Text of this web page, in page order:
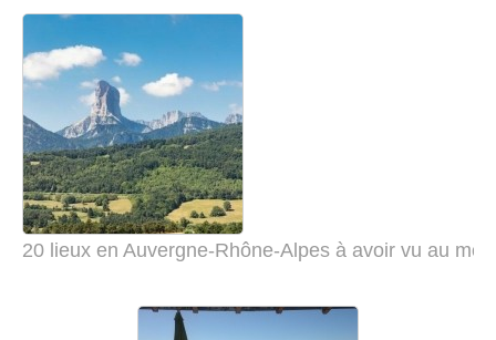
20 lieux en Auvergne-Rhône-Alpes à avoir vu au